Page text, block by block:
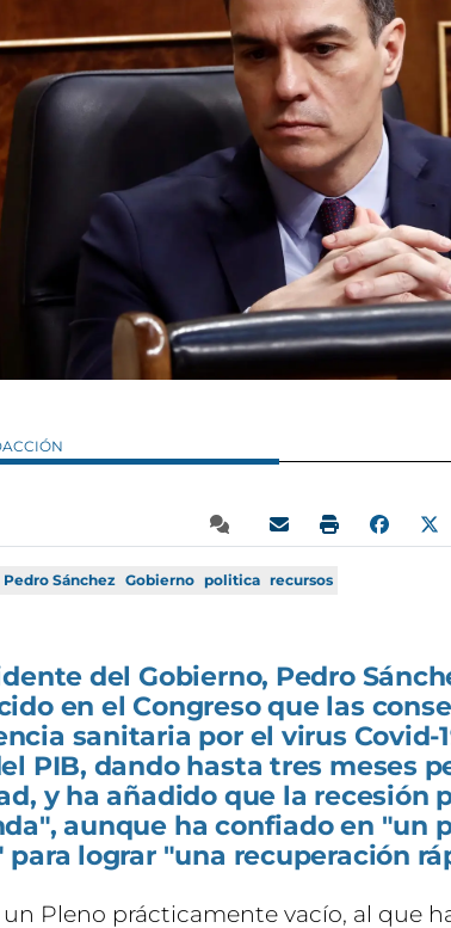
Pedro Sánchez Gobierno politica recursos
del Gobierno, Pedro
en el Congreso que las
sanitaria por el virus Covid-
PIB, dando hasta tres meses
y ha añadido que la recesión
aunque ha confiado en "un
para lograr "una recuperación
un Pleno prácticamente vacío, al que